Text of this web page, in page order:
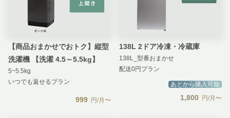
【商品おまかせでおトク】縦型
洗濯機 【洗濯 4.5～5.5kg】
5~5.5kg
いつでも返せるプラン
999 円/月〜
138L 2ドア冷凍・冷蔵庫
138L_型番おまかせ
配送0円プラン
あとから購入可能
1,800 円/月〜